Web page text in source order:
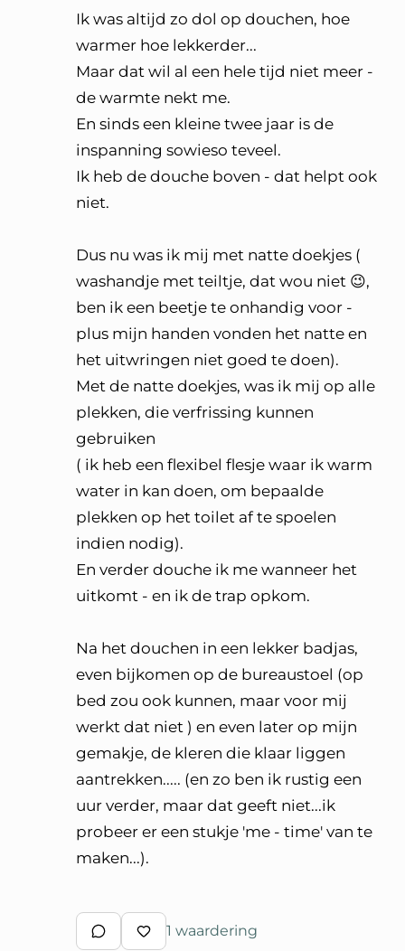
Ik was altijd zo dol op douchen, hoe
warmer hoe lekkerder...
Maar dat wil al een hele tijd niet meer -
de warmte nekt me.
En sinds een kleine twee jaar is de
inspanning sowieso teveel.
Ik heb de douche boven - dat helpt ook
niet.
Dus nu was ik mij met natte doekjes (
washandje met teiltje, dat wou niet 😉,
ben ik een beetje te onhandig voor -
plus mijn handen vonden het natte en
het uitwringen niet goed te doen).
Met de natte doekjes, was ik mij op alle
plekken, die verfrissing kunnen
gebruiken
( ik heb een flexibel flesje waar ik warm
water in kan doen, om bepaalde
plekken op het toilet af te spoelen
indien nodig).
En verder douche ik me wanneer het
uitkomt - en ik de trap opkom.
Na het douchen in een lekker badjas,
even bijkomen op de bureaustoel (op
bed zou ook kunnen, maar voor mij
werkt dat niet ) en even later op mijn
gemakje, de kleren die klaar liggen
aantrekken..... (en zo ben ik rustig een
uur verder, maar dat geeft niet...ik
probeer er een stukje 'me - time' van te
maken...).
Schrijf een reactie
Waardeer reactie
1 waardering